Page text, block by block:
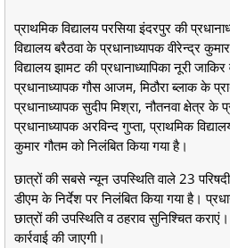
प्राथमिक विद्यालय परसिया इंदरपुर की
विद्यालय बरैठवा के प्रधानाध्यापक वीरेन्द्र
विद्यालय झामट की प्रधानाध्यापिका नूरी
प्रधानाध्यापक गौस आजम, मिठौरा ब्लाक के
प्रधानाध्यापक सुदीप मिश्रा, नौतनवा क्षेत्र के
प्रधानाध्यापक अरविन्द गुप्ता, प्राथमिक
कुमार गौतम को निलंबित किया गया है।
छात्रों की सबसे न्यून उपस्थिति वाले 23
डीएम के निर्देश पर निलंबित किया गया है।
छात्रों की उपस्थिति व ठहराव सुनिश्चित
कार्रवाई की जाएगी।